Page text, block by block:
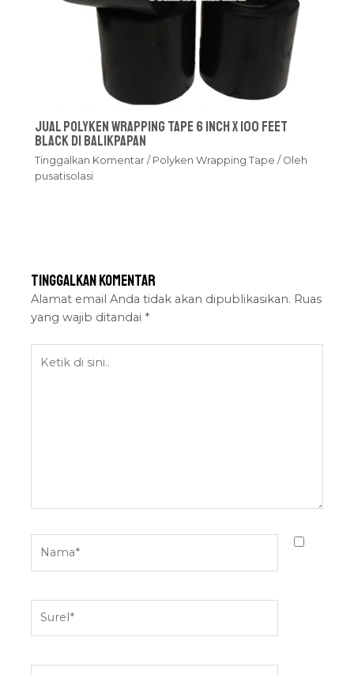
Jual Polyken Wrapping Tape 6 Inch x 100 Feet
Black Di Balikpapan
Tinggalkan Komentar / Polyken Wrapping Tape / Oleh
pusatisolasi
Tinggalkan Komentar
Alamat email Anda tidak akan dipublikasikan. Ruas
yang wajib ditandai *